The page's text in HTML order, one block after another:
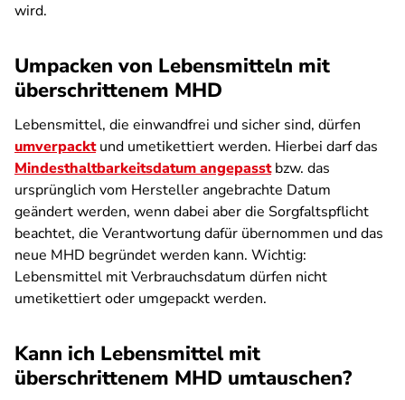
wird.
Umpacken von Lebensmitteln mit
überschrittenem MHD
Lebensmittel, die einwandfrei und sicher sind, dürfen
umverpacktund umetikettiert werden. Hierbei darf das
Mindesthaltbarkeitsdatum angepasstbzw. das
ursprünglich vom Hersteller angebrachte Datum
geändert werden, wenn dabei aber die Sorgfaltspflicht
beachtet, die Verantwortung dafür übernommen und das
neue MHD begründet werden kann. Wichtig:
Lebensmittel mit Verbrauchsdatum dürfen nicht
umetikettiert oder umgepackt werden.
Kann ich Lebensmittel mit
überschrittenem MHD umtauschen?